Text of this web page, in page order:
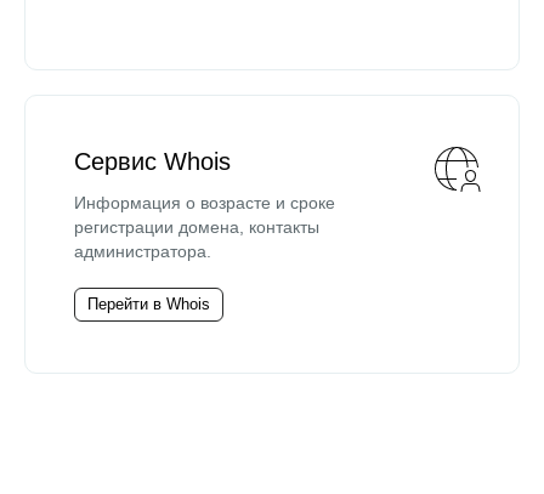
Сервис Whois
Информация о возрасте и сроке
регистрации домена, контакты
администратора.
Перейти в Whois